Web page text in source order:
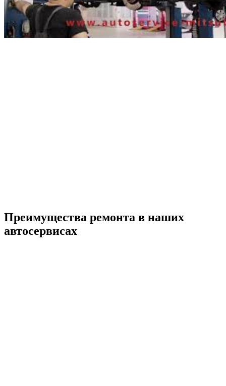
Преимущества ремонта в наших
автосервисах